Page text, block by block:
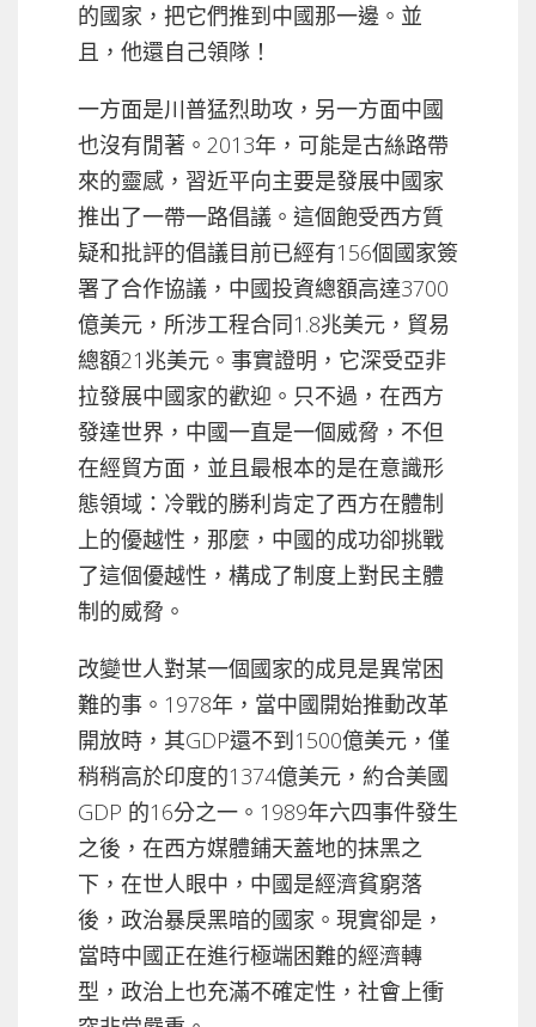
的國家，把它們推到中國那一邊。並
且，他還自己領隊！
一方面是川普猛烈助攻，另一方面中國
也沒有閒著。2013年，可能是古絲路帶
來的靈感，習近平向主要是發展中國家
推出了一帶一路倡議。這個飽受西方質
疑和批評的倡議目前已經有156個國家簽
署了合作協議，中國投資總額高達3700
億美元，所涉工程合同1.8兆美元，貿易
總額21兆美元。事實證明，它深受亞非
拉發展中國家的歡迎。只不過，在西方
發達世界，中國一直是一個威脅，不但
在經貿方面，並且最根本的是在意識形
態領域：冷戰的勝利肯定了西方在體制
上的優越性，那麼，中國的成功卻挑戰
了這個優越性，構成了制度上對民主體
制的威脅。
改變世人對某一個國家的成見是異常困
難的事。1978年，當中國開始推動改革
開放時，其GDP還不到1500億美元，僅
稍稍高於印度的1374億美元，約合美國
GDP 的16分之一。1989年六四事件發生
之後，在西方媒體鋪天蓋地的抹黑之
下，在世人眼中，中國是經濟貧窮落
後，政治暴戾黑暗的國家。現實卻是，
當時中國正在進行極端困難的經濟轉
型，政治上也充滿不確定性，社會上衝